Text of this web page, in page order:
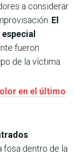
a considerar
El
fueron
de la víctima.
en el último
fosa dentro de la